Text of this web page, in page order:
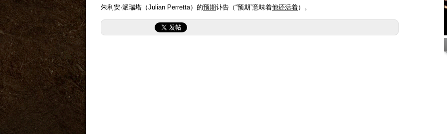
朱利安·派瑞塔（Julian Perretta）的预期讣告（“预期”意味着他还活着）。